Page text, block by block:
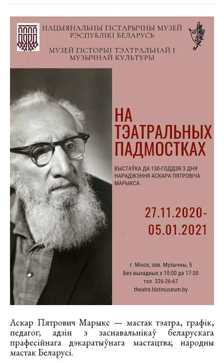
Аскар Пятрович Марыкс — мастак тэатра, графік,
педагог; адзін з заснавальнікаў беларускага
прафесійнага дэкаратыўнага мастацтва; народны
мастак Беларусі.